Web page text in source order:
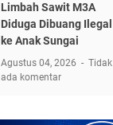
Limbah Sawit M3A
Diduga Dibuang Ilegal
ke Anak Sungai
Agustus 04, 2026
Tidak
ada komentar